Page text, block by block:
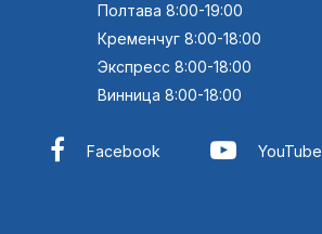
Полтава 8:00-19:00
Кременчуг 8:00-18:00
Экспресс 8:00-18:00
Винница 8:00-18:00
Facebook YouTube